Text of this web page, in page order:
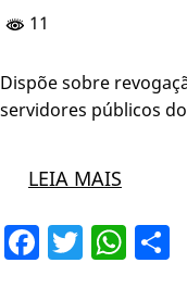
11
Dispõe sobre
servidores públicos
LEIA MAIS
Facebook
Twitter